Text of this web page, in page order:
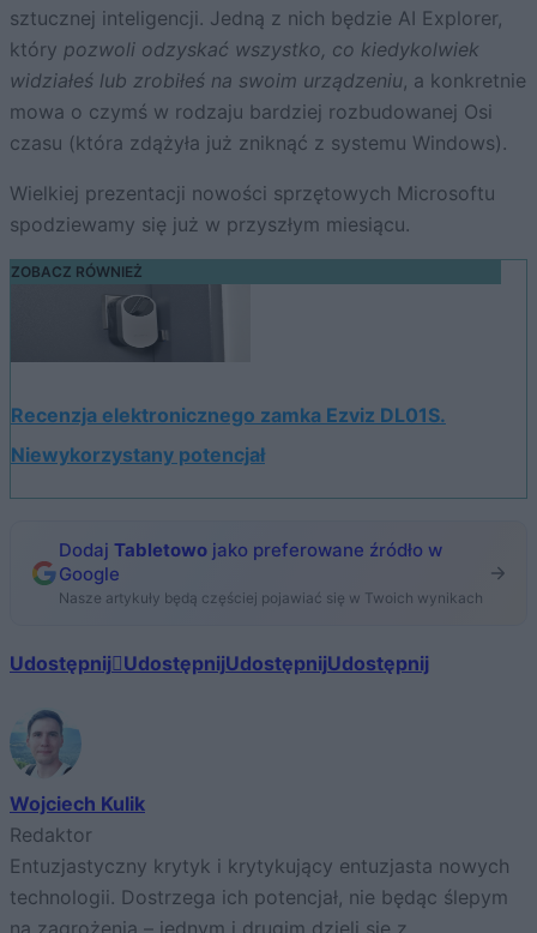
sztucznej inteligencji. Jedną z nich będzie AI Explorer,
który pozwoli odzyskać wszystko, co kiedykolwiek
widziałeś lub zrobiłeś na swoim urządzeniu, a konkretnie
mowa o czymś w rodzaju bardziej rozbudowanej Osi
czasu (która zdążyła już zniknąć z systemu Windows).
Wielkiej prezentacji nowości sprzętowych Microsoftu
spodziewamy się już w przyszłym miesiącu.
ZOBACZ RÓWNIEŻ
Recenzja elektronicznego zamka Ezviz DL01S.
Niewykorzystany potencjał
Dodaj Tabletowo jako preferowane źródło w
Google
Nasze artykuły będą częściej pojawiać się w Twoich wynikach
Udostępnij UdostępnijUdostępnijUdostępnij
Wojciech Kulik
Redaktor
Entuzjastyczny krytyk i krytykujący entuzjasta nowych
technologii. Dostrzega ich potencjał, nie będąc ślepym
na zagrożenia – jednym i drugim dzieli się z